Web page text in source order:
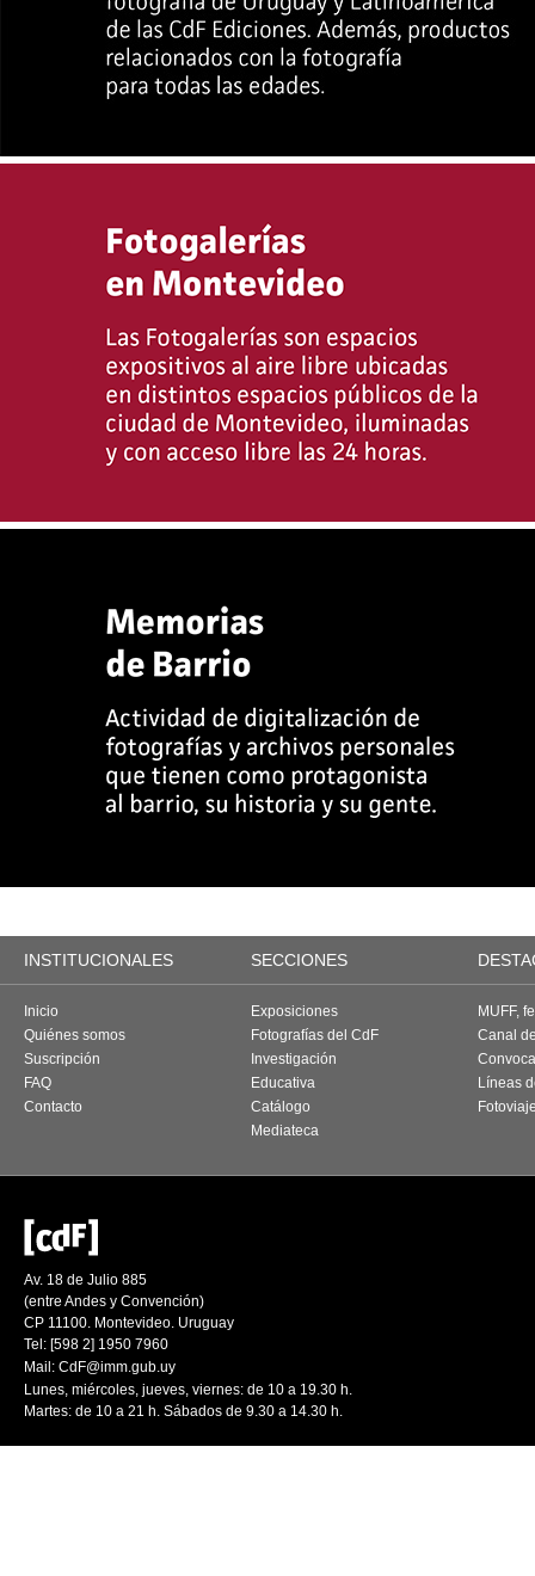
INSTITUCIONALES SECCIONES
Inicio
Quiénes somos
Suscripción
FAQ
Contacto
Exposiciones
Fotografías del CdF
Investigación
Educativa
Catálogo
Mediateca
MUFF,
Canal
Líneas
Av. 18 de Julio 885
(entre Andes y Convención)
CP 11100. Montevideo. Uruguay
Tel: [598 2] 1950 7960
Mail: CdF@imm.gub.uy
Lunes, miércoles, jueves, viernes: de 10 a 19.30 h.
Martes: de 10 a 21 h. Sábados de 9.30 a 14.30 h.